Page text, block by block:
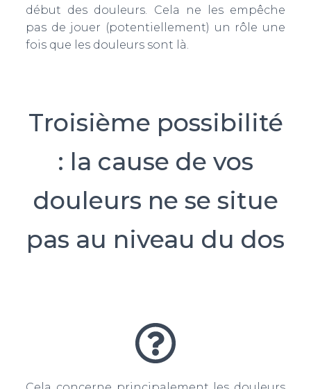
début des douleurs. Cela ne les empêche
pas de jouer (potentiellement) un rôle une
fois que les douleurs sont là.
Troisième possibilité
: la cause de vos
douleurs ne se situe
pas au niveau du dos